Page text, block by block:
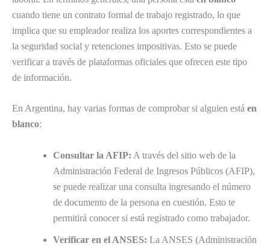
cuando tiene un contrato formal de trabajo registrado, lo que
implica que su empleador realiza los aportes correspondientes a
la seguridad social y retenciones impositivas. Esto se puede
verificar a través de plataformas oficiales que ofrecen este tipo
de información.
En Argentina, hay varias formas de comprobar si alguien está en
blanco:
Consultar la AFIP: A través del sitio web de la
Administración Federal de Ingresos Públicos (AFIP),
se puede realizar una consulta ingresando el número
de documento de la persona en cuestión. Esto te
permitirá conocer si está registrado como trabajador.
Verificar en el ANSES: La ANSES (Administración